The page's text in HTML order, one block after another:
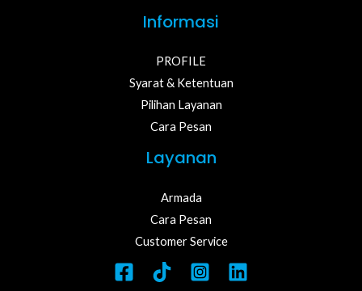
Informasi
PROFILE
Syarat & Ketentuan
Pilihan Layanan
Cara Pesan
Layanan
Armada
Cara Pesan
Customer Service